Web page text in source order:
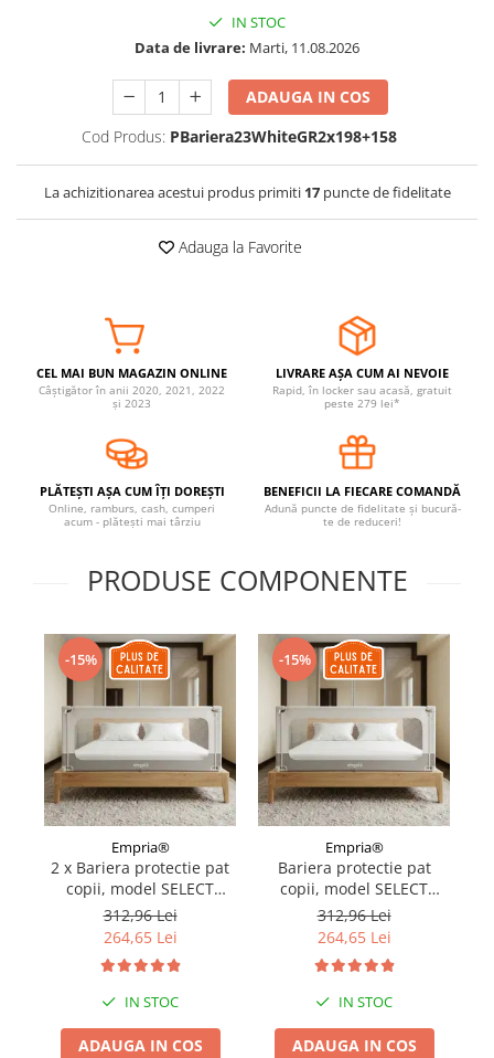
Igiena si ingrijire bebelusi
Accesorii bebelusi / nou-nascuti
Diversificare bebelusi
Jucarii dentitie
Jocuri educative
Jucarii bebelusi
Covorase ortopedice senzoriale
Cuburi magnetice JollyHeap®
Rechizite scolare
LEGO
Stickere decorative
Ingrijire adulti
Siguranta animale companie
Carduri Cadou
Propuneri Cadou
Produse Sub 50 Lei
Resigilate
IN STOC
Data de livrare: Marti, 11.08.2026
ADAUGA IN COS
Cod Produs: PBariera23WhiteGR2x198+158
La achizitionarea acestui produs primiti 17puncte de fidelitate
Adauga la Favorite
CEL MAI BUN MAGAZIN ONLINE
Câștigător în anii 2020, 2021, 2022
și 2023
LIVRARE AȘA CUM AI NEVOIE
Rapid, în locker sau acasă, gratuit
peste 279 lei*
PLĂTEȘTI AȘA CUM ÎȚI DOREȘTI
Online, ramburs, cash, cumperi
acum - plătești mai târziu
BENEFICII LA FIECARE COMANDĂ
Adună puncte de fidelitate și bucură-
te de reduceri!
PRODUSE COMPONENTE
-15%
Empria®
2 x Bariera protectie pat
copii, model SELECT
Empria, interconectabila,
reglabila si culisanta,
inaltime ajustabila pana
la 88 cm, Diverse
dimensiuni
312,96 Lei
264,65 Lei
IN STOC
ADAUGA IN COS
-15%
Empria®
Bariera protectie pat
copii, model SELECT
Empria, interconectabila,
reglabila si culisanta,
inaltime ajustabila pana
la 88 cm, lungime 160 cm
312,96 Lei
264,65 Lei
IN STOC
ADAUGA IN COS